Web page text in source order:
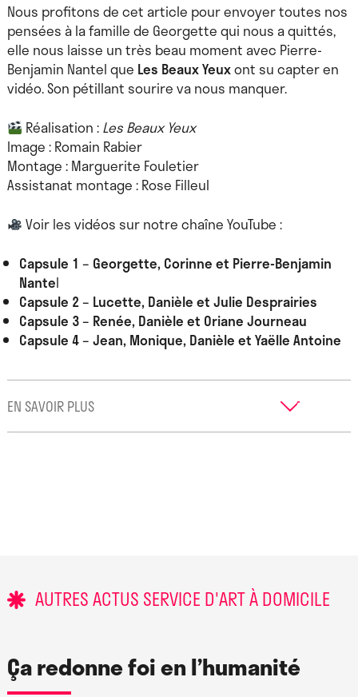
Nous profitons de cet article pour envoyer toutes nos
pensées à la famille de Georgette qui nous a quittés,
elle nous laisse un très beau moment avec Pierre-
Benjamin Nantel que Les Beaux Yeuxont su capter en
vidéo. Son pétillant sourire va nous manquer.
Réalisation :Les Beaux Yeux
Image : Romain Rabier
Montage : Marguerite Fouletier
Assistanat montage : Rose Filleul
Voir les vidéos sur notre chaîne YouTube :
Capsule 1 – Georgette, Corinne et Pierre-Benjamin
Nantel
Capsule 2 – Lucette, Danièle et Julie Desprairies
Capsule 3 – Renée, Danièle et Oriane Journeau
Capsule 4 – Jean, Monique, Danièle et Yaëlle Antoine
EN SAVOIR PLUS
favorise également de nouvelles formes de relation
entre artistes, bénéficiaires et professionnel·le·s du
Partenaires
AUTRES ACTUS SERVICE D'ART À DOMICILE
Ça redonne foi en l’humanité